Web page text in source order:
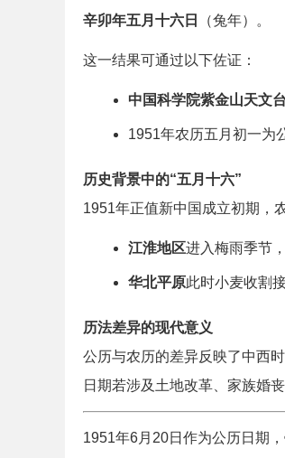
辛卯年五月十六日
（兔年）。
这一结果可通过以下佐证：
中国科学院紫金山天文台
1951年农历五月初一为
历史背景中的“五月十六”
1951年正值新中国成立初期，
江淮地区进入梅雨季节
华北平原此时小麦收割
历法差异的现代意义
公历与农历的差异反映了中西
日期若涉及土地改革、家族婚
1951年6月20日作为公历日期